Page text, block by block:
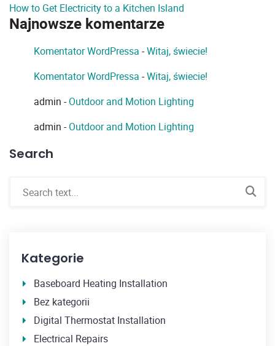
How to Get Electricity to a Kitchen Island
Najnowsze komentarze
Komentator WordPressa -Witaj, świecie!
Komentator WordPressa -Witaj, świecie!
admin -Outdoor and Motion Lighting
admin -Outdoor and Motion Lighting
Search
Kategorie
Baseboard Heating Installation
Bez kategorii
Digital Thermostat Installation
Electrical Repairs